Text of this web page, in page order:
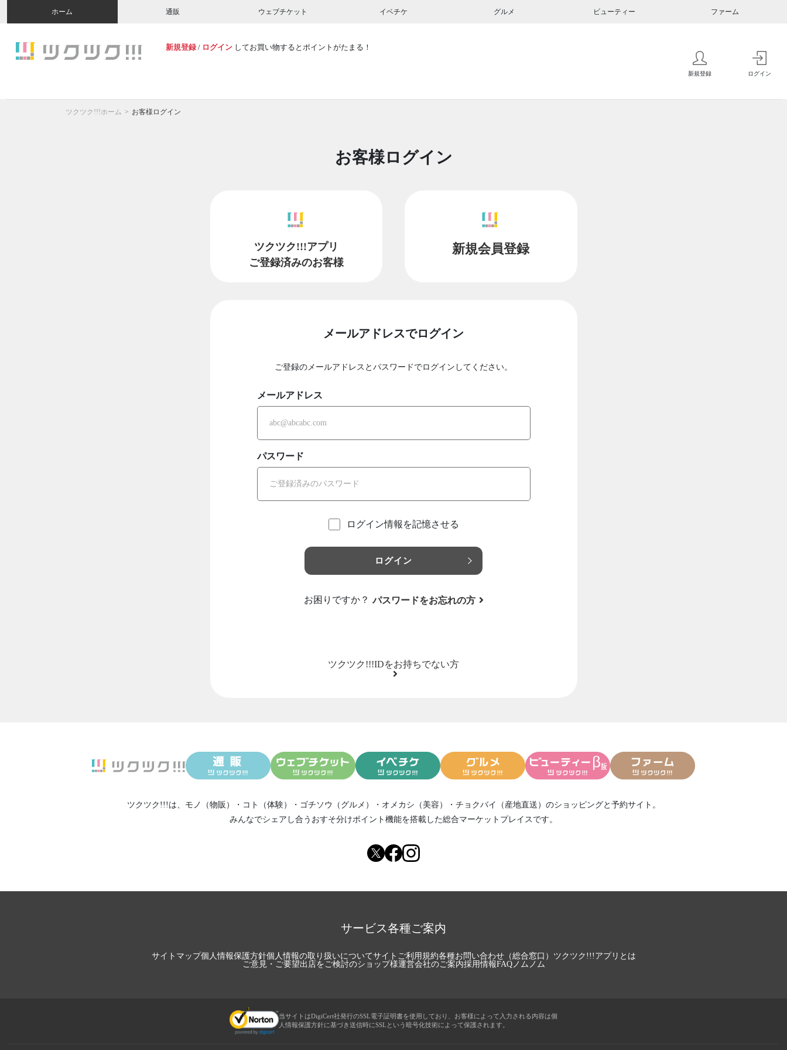
ホーム 通販 ウェブチケット イベチケ グルメ ビューティー ファーム
新規登録 / ログイン してお買い物するとポイントがたまる！
新規登録 ログイン
ツクツク!!!ホーム お客様ログイン
お客様ログイン
ツクツク!!!アプリ
ご登録済みのお客様
新規会員登録
メールアドレスでログイン
ご登録のメールアドレスとパスワードでログインしてください。
メールアドレス
パスワード
ログイン情報を記憶させる
ログイン
お困りですか？ パスワードをお忘れの方
ツクツク!!!IDをお持ちでない方
ツクツク!!!は、 モノ（物販） ・ コト（体験） ・ ゴチソウ（グルメ） ・ オメカシ（美容） ・ チョクバイ（産地直送） のショッピングと予約サイト。
みんなでシェアし合う おすそ分けポイント機能を搭載した総合マーケットプレイスです。
サービス各種ご案内
サイトマップ個人情報保護方針個人情報の取り扱いについてサイトご利用規約各種お問い合わせ（総合窓口） ツクツク!!!アプリとは
ご意見・ご要望出店をご検討のショップ様運営会社のご案内採用情報FAQノムノム
当サイトはDigiCert社発行のSSL電子証明書を使用しており、お客様によって入力される内容は個
人情報保護方針に基づき送信時にSSLという暗号化技術によって保護されます。